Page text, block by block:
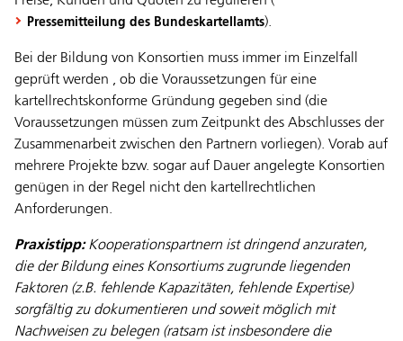
Pressemitteilung des Bundeskartellamts).
Bei der Bildung von Konsortien muss immer im Einzelfall
geprüft werden , ob die Voraussetzungen für eine
kartellrechtskonforme Gründung gegeben sind (die
Voraussetzungen müssen zum Zeitpunkt des Abschlusses der
Zusammenarbeit zwischen den Partnern vorliegen). Vorab auf
mehrere Projekte bzw. sogar auf Dauer angelegte Konsortien
genügen in der Regel nicht den kartellrechtlichen
Anforderungen.
Praxistipp:Kooperationspartnern ist dringend anzuraten,
die der Bildung eines Konsortiums zugrunde liegenden
Faktoren (z.B. fehlende Kapazitäten, fehlende Expertise)
sorgfältig zu dokumentieren und soweit möglich mit
Nachweisen zu belegen (ratsam ist insbesondere die